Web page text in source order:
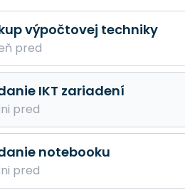
výpočtovej techniky
pred
IKT zariadení
pred
notebooku
pred